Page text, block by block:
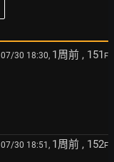
07/30 18:30, 1周前 , 151 F
07/30 18:51, 1周前 , 152F